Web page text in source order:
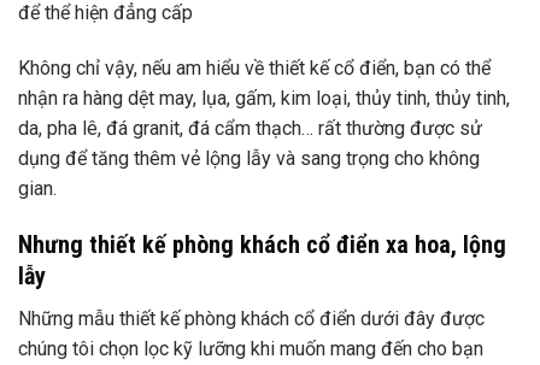
để thể hiện đẳng cấp
Không chỉ vậy, nếu am hiểu về thiết kế cổ điển, bạn có thể
nhận ra hàng dệt may, lụa, gấm, kim loại, thủy tinh, thủy tinh,
da, pha lê, đá granit, đá cẩm thạch… rất thường được sử
dụng để tăng thêm vẻ lộng lẫy và sang trọng cho không
gian.
Nhưng thiết kế phòng khách cổ điển xa hoa, lộng
lẫy
Những mẫu thiết kế phòng khách cổ điển dưới đây được
chúng tôi chọn lọc kỹ lưỡng khi muốn mang đến cho bạn